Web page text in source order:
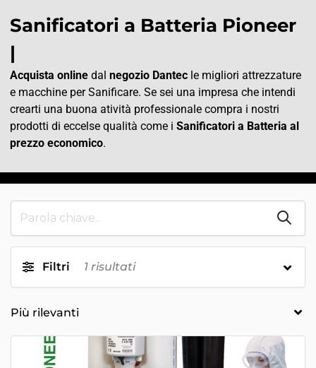
Sanificatori a Batteria Pioneer
|
Acquista online dal negozio Dantec le migliori attrezzature
e macchine per Sanificare. Se sei una impresa che intendi
crearti una buona atività professionale compra i nostri
prodotti di eccelse qualità come i Sanificatori a Batteria al
prezzo economico.
Filtri 1 risultati